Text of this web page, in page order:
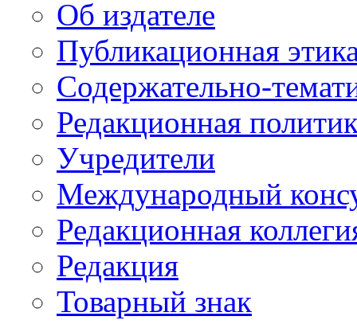
Об издателе
Публикационная
Содержательно-
Редакционная
Учредители
Международный
Редакционная
Редакция
Товарный знак